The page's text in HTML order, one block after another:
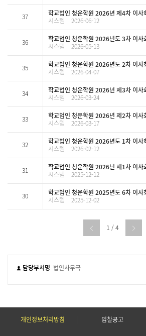
37
학교법인 청운학원 2026년 제4차 이사
시스템
2026-06-12
36
학교법인 청운학원 2026년도 3차 이
시스템
2026-05-13
35
학교법인 청운학원 2026년도 2차 이
시스템
2026-04-07
34
학교법인 청운학원 2026년 제3차 이사
시스템
2026-03-24
33
학교법인 청운학원 2026년 제2차 이사
시스템
2026-03-17
32
학교법인 청운학원 2026년도 1차 이
시스템
2026-02-12
31
학교법인 청운학원 2026년 제1차 이사
시스템
2025-12-12
30
학교법인 청운학원 2025년도 6차 이
시스템
2025-12-02
1 / 4
담당부서명 법인사무국
개인정보처리방침 입찰공고